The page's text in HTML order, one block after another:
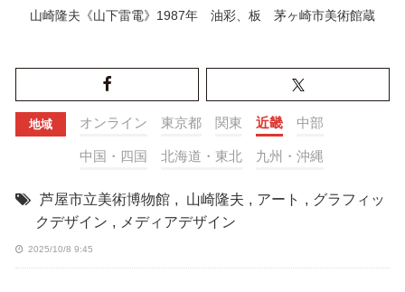
山崎隆夫《山下雷電》1987年 油彩、板 茅ヶ崎市美術館蔵
地域 オンライン 東京都 関東 近畿 中部
中国・四国 北海道・東北 九州・沖縄
芦屋市立美術博物館 , 山崎隆夫 , アート , グラフィッ
クデザイン , メディアデザイン
2025/10/8 9:45